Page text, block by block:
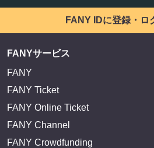
FANY IDに登録・ロ
FANYサービス
FANY
FANY Ticket
FANY Online Ticket
FANY Channel
FANY Crowdfunding